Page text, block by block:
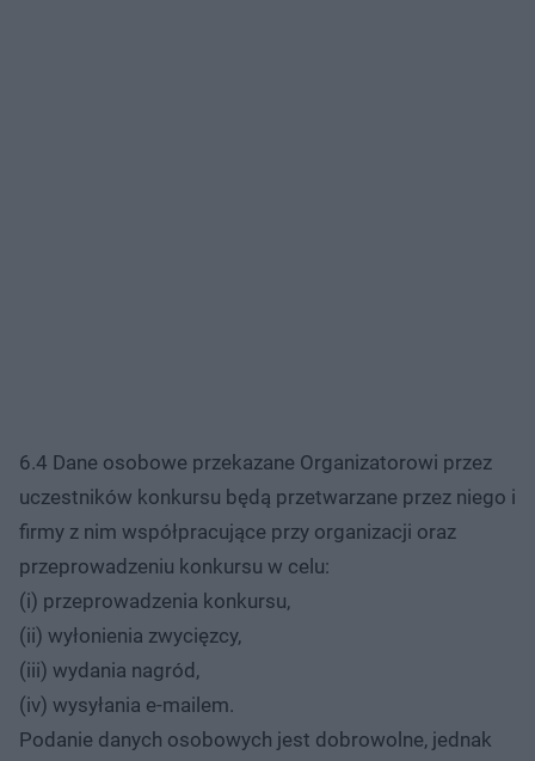
6.4 Dane osobowe przekazane Organizatorowi przez
uczestników konkursu będą przetwarzane przez niego i
firmy z nim współpracujące przy organizacji oraz
przeprowadzeniu konkursu w celu:
(i) przeprowadzenia konkursu,
(ii) wyłonienia zwycięzcy,
(iii) wydania nagród,
(iv) wysyłania e-mailem.
Podanie danych osobowych jest dobrowolne, jednak